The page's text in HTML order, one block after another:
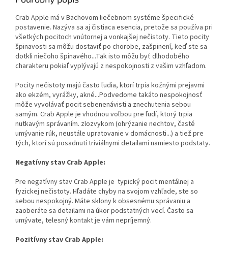
Crab Apple má v Bachovom liečebnom systéme špecifické
postavenie. Nazýva sa aj čistiaca esencia, pretože sa používa pri
všetkých pocitoch vnútornej a vonkajšej nečistoty. Tieto pocity
špinavosti sa môžu dostaviť po chorobe, zašpinení, keď ste sa
dotkli niečoho špinavého...Tak isto môžu byť dlhodobého
charakteru pokiaľ vyplývajú z nespokojnosti z vašim vzhľadom.
Pocity nečistoty majú často ľudia, ktorí trpia kožnými prejavmi
ako ekzém, vyrážky, akné...Podvedome takáto nespokojnosť
môže vyvolávať pocit sebenenávisti a znechutenia sebou
samým. Crab Apple je vhodnou voľbou pre ľudí, ktorý trpia
nutkavým správaním. zlozvykom (ohrýzanie nechtov, časté
umývanie rúk, neustále upratovanie v domácnosti...) a tiež pre
tých, ktorí sú posadnutí triviálnymi detailami namiesto podstaty.
Negatívny stav Crab Apple:
Pre negatívny stav Crab Apple je typický pocit mentálnej a
fyzickej nečistoty. Hľadáte chyby na svojom vzhľade, ste so
sebou nespokojný. Máte sklony k obsesnému správaniu a
zaoberáte sa detailami na úkor podstatných vecí. Často sa
umývate, telesný kontakt je vám nepríjemný.
Pozitívny stav Crab Apple: